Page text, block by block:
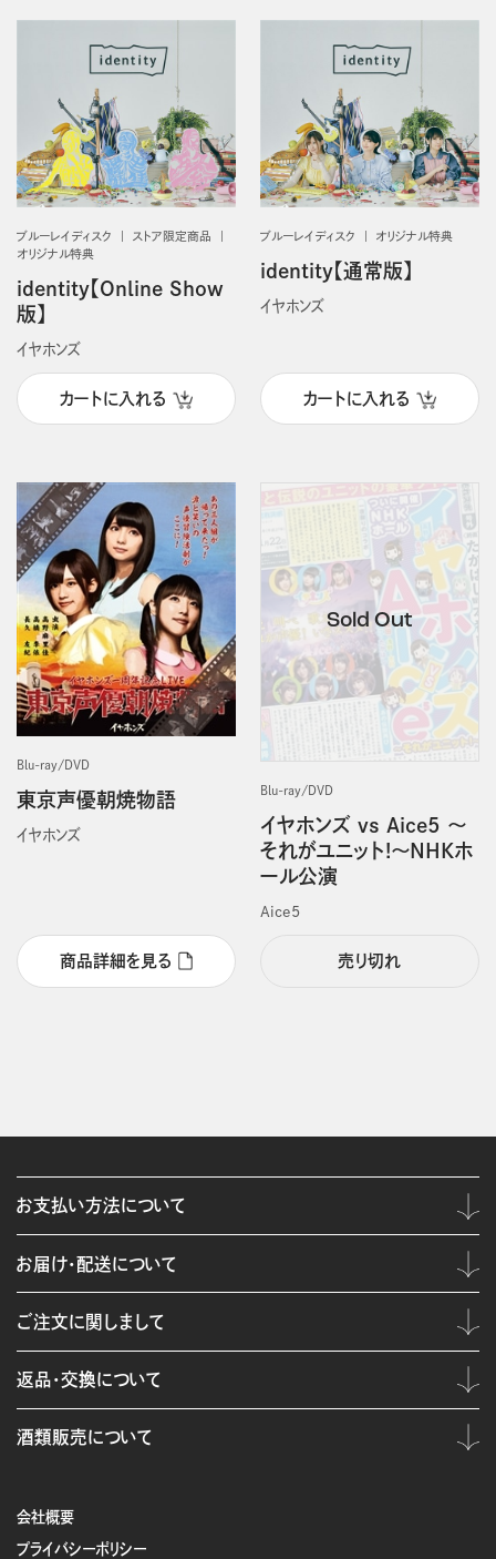
ブルーレイディスク
ストア限定商品
オリジナル特典
identity【Online Show
版】
イヤホンズ
カートに入れる
ブルーレイディスク オリジナル特典
identity【通常版】
イヤホンズ
カートに入れる
Blu-ray/DVD
東京声優朝焼物語
イヤホンズ
商品詳細を見る
Blu-ray/DVD
イヤホンズ vs Aice5 ～
それがユニット!～NHKホ
ール公演
Aice5
売り切れ
会社概要
プライバシーポリシー
お支払い方法について
お届け・配送について
ご注文に関しまして
返品・交換について
酒類販売について